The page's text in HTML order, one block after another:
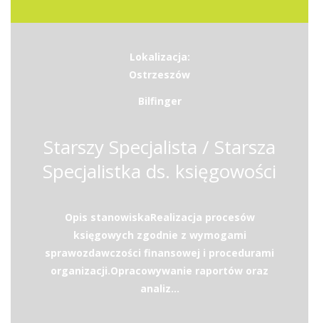
Lokalizacja:
Ostrzeszów
Bilfinger
Starszy Specjalista / Starsza
Specjalistka ds. księgowości
Opis stanowiskaRealizacja procesów
księgowych zgodnie z wymogami
sprawozdawczości finansowej i procedurami
organizacji.Opracowywanie raportów oraz
analiz...